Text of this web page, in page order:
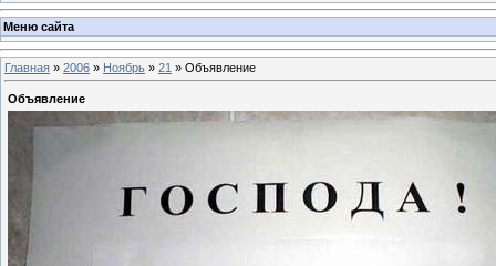
Меню сайта
Главная » 2006 » Ноябрь » 21 » Объявление
Объявление